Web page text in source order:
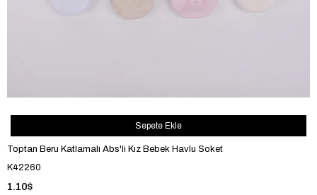
Toptan Beru Katlamalı Abs'li Kız Bebek Havlu Soket
K42260
1.10$
Sepete Ekle